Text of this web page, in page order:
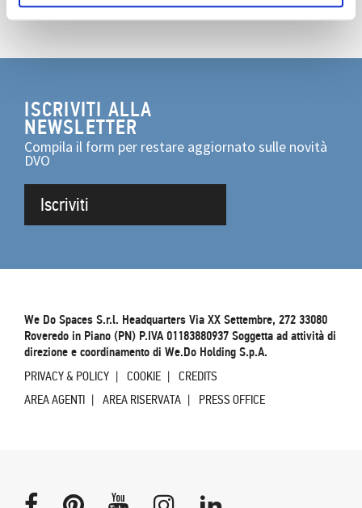
ISCRIVITI ALLA
NEWSLETTER
Compila il form per restare aggiornato sulle novità
DVO
Iscriviti
We Do Spaces S.r.l. Headquarters Via XX Settembre, 272 33080
Roveredo in Piano (PN) P.IVA 01183880937 Soggetta ad attività di
direzione e coordinamento di We.Do Holding S.p.A.
PRIVACY & POLICY COOKIE
CREDITS
AREA AGENTI
AREA RISERVATA PRESS OFFICE